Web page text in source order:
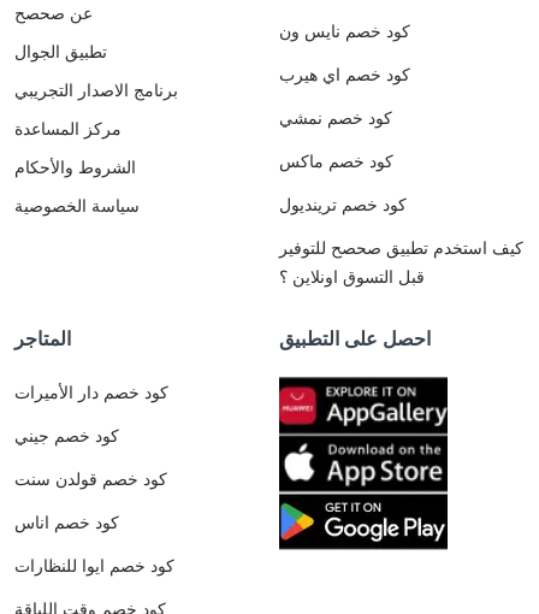
عن صحصح
تطبيق الجوال
برنامج الاصدار التجريبي
مركز المساعدة
الشروط والأحكام
سياسة الخصوصية
كود خصم نايس ون
كود خصم اي هيرب
كود خصم نمشي
كود خصم ماكس
كود خصم ترينديول
كيف استخدم تطبيق صحصح للتوفير
قبل التسوق اونلاين ؟
المتاجر
كود خصم دار الأميرات
كود خصم جيني
كود خصم قولدن سنت
كود خصم اناس
كود خصم ايوا للنظارات
كود خصم وقت اللياقة
احصل على التطبيق